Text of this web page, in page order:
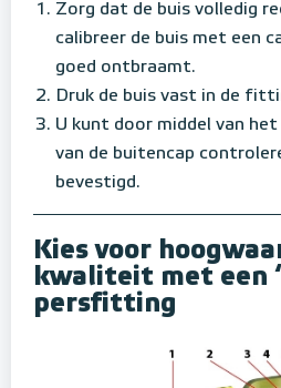
Zorg dat de buis volledig
calibreer de buis met een
goed ontbraamt.
Druk de buis vast in de
U kunt door middel van
van de buitencap
bevestigd.
Kies voor
kwaliteit met een
persfitting